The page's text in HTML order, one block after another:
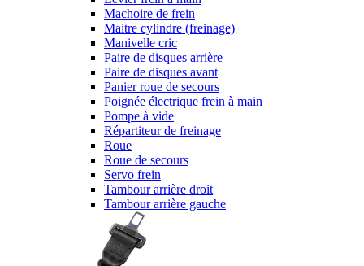
Machoire de frein
Maitre cylindre (freinage)
Manivelle cric
Paire de disques arrière
Paire de disques avant
Panier roue de secours
Poignée électrique frein à main
Pompe à vide
Répartiteur de freinage
Roue
Roue de secours
Servo frein
Tambour arrière droit
Tambour arrière gauche